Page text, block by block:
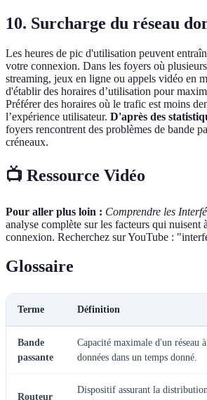
10. Surcharge du réseau
Les heures de pic d'utilisation peuvent
votre connexion. Dans les foyers où
streaming, jeux en ligne ou appels vidéo en
d'établir des horaires d’utilisation pour
Préférer des horaires où le trafic est moins
l’expérience utilisateur. D'après des
foyers rencontrent des problèmes de bande
créneaux.
📺 Ressource Vidéo
Pour aller plus loin : Comprendre les
analyse complète sur les facteurs qui nuisent
connexion. Recherchez sur YouTube :
Glossaire
Terme Définition
Bande
passante
Capacité maximale d'un réseau
données dans un temps donné.
Routeur
Dispositif assurant la